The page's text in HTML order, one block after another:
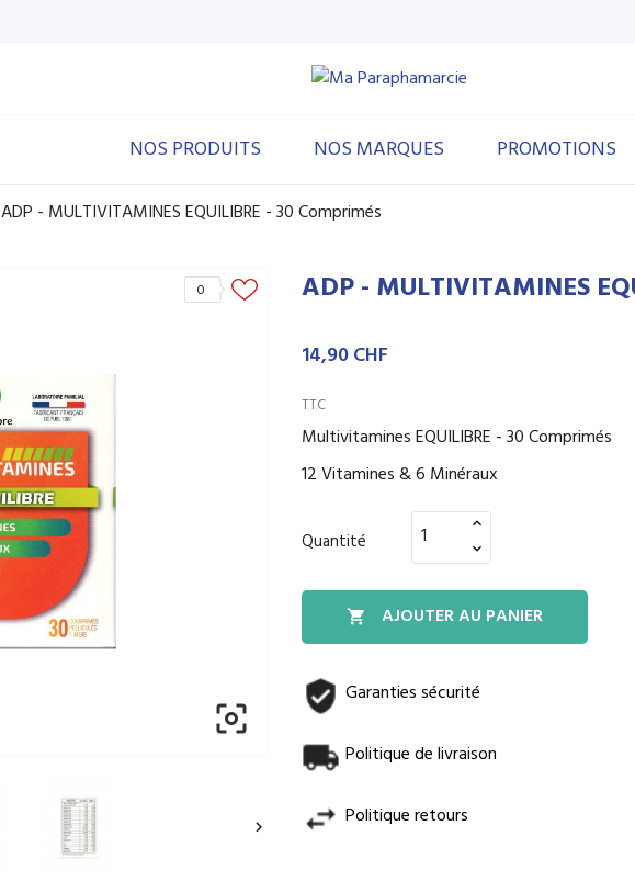
NOS PRODUITS NOS MARQUES PROMOTIONS
ADP - MULTIVITAMINES EQUILIBRE - 30 Comprimés


0 ADP - MULTIVITAMINES
14,90 CHF
TTC
Multivitamines EQUILIBRE - 30 Comprimés
12 Vitamines & 6 Minéraux
Quantité
 AJOUTER AU PANIER
Garanties sécurité
Politique de livraison
Politique retours